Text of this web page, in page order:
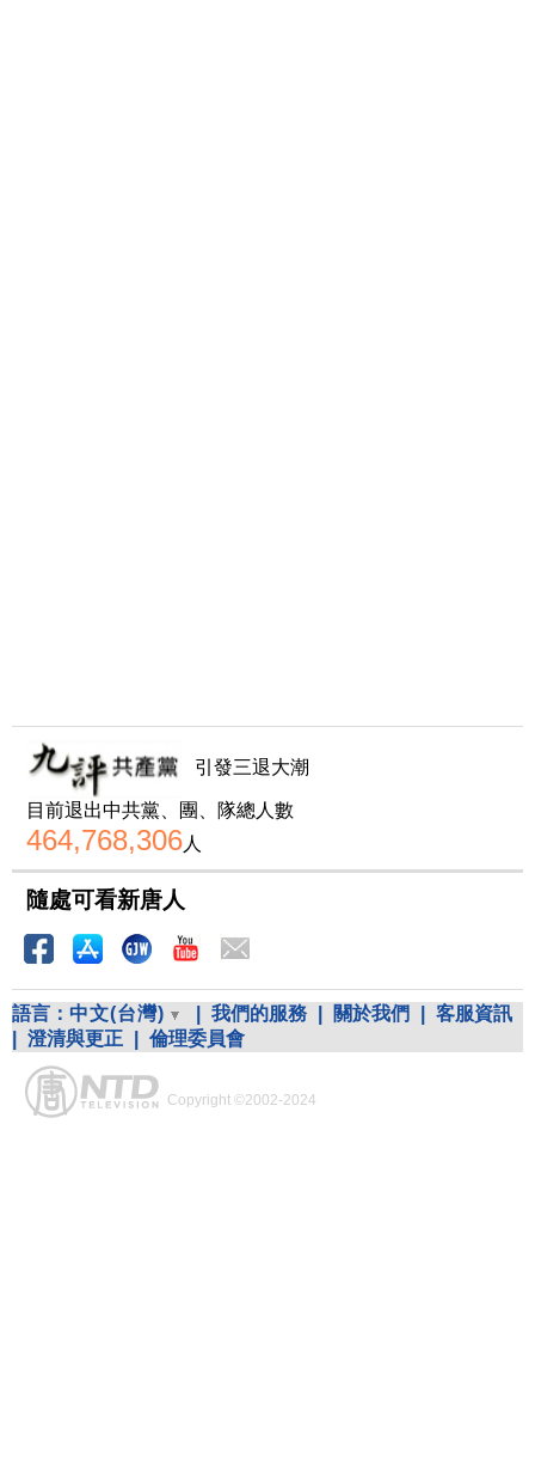
引發三退大潮
目前退出中共黨、團、隊總人數
464,768,306人
隨處可看新唐人
語言： 中文(台灣) 我們的服務 關於我們
客服資訊
澄清與更正 倫理委員會
Copyright ©2002-2024